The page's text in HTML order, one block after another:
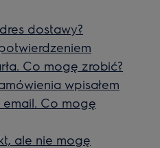
dostawy?
Co mogę zrobić?
wpisałem
email. Co mogę
ale nie mogę